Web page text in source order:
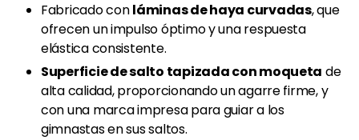
Fabricado conláminas de haya curvadas, que
ofrecen un impulso óptimo y una respuesta
elástica consistente.
Superficie de salto tapizada con moqueta de
alta calidad, proporcionando un agarre firme, y
con una marca impresa para guiar a los
gimnastas en sus saltos.